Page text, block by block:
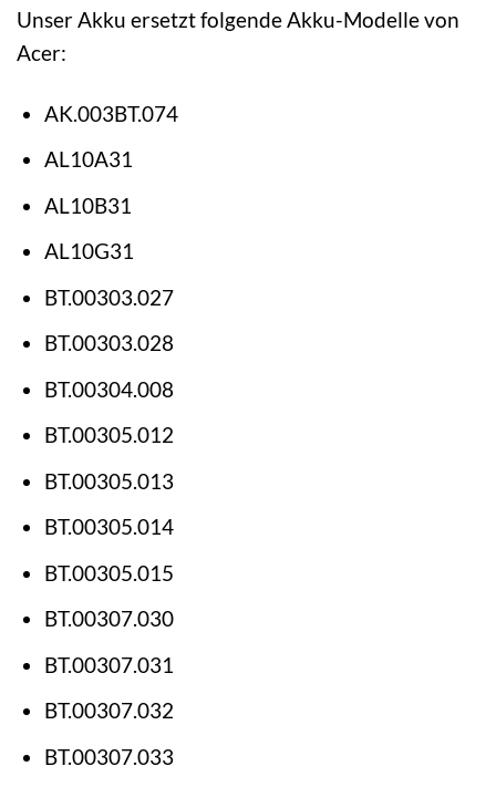
Unser Akku ersetzt folgende Akku-Modelle von
Acer:
AK.003BT.074
AL10A31
AL10B31
AL10G31
BT.00303.027
BT.00303.028
BT.00304.008
BT.00305.012
BT.00305.013
BT.00305.014
BT.00305.015
BT.00307.030
BT.00307.031
BT.00307.032
BT.00307.033